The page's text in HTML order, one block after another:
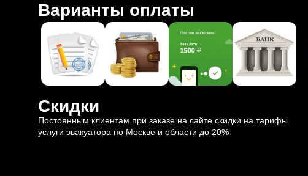
Варианты оплаты
Скидки
Постоянным клиентам при заказе на сайте скидки на тарифы
услуги эвакуатора по Москве и области до 20%